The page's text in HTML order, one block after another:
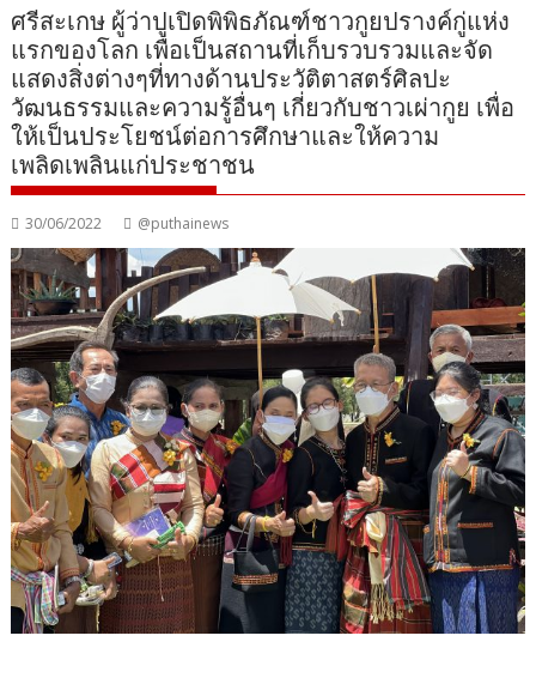
ศรีสะเกษ ผู้ว่าปูเปิดพิพิธภัณฑ์ชาวกูยปรางค์กู่แห่ง
แรกของโลก เพื่อเป็นสถานที่เก็บรวบรวมและจัด
แสดงสิ่งต่างๆที่ทางด้านประวัติตาสตร์ศิลปะ
วัฒนธรรมและความรู้อื่นๆ เกี่ยวกับชาวเผ่ากูย เพื่อ
ให้เป็นประโยชน์ต่อการศึกษาและให้ความ
เพลิดเพลินแก่ประชาชน
30/06/2022 @puthainews